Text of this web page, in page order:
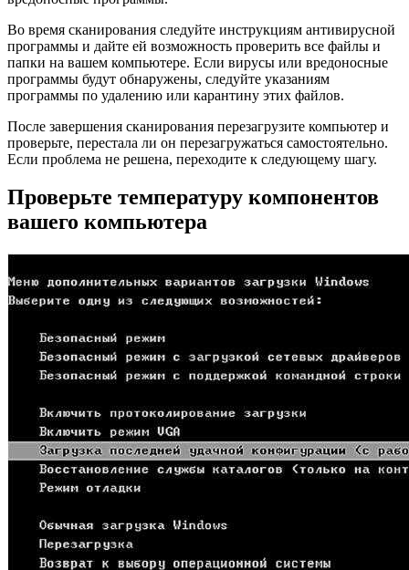
Во время сканирования следуйте инструкциям антивирусной
программы и дайте ей возможность проверить все файлы и
папки на вашем компьютере. Если вирусы или вредоносные
программы будут обнаружены, следуйте указаниям
программы по удалению или карантину этих файлов.
После завершения сканирования перезагрузите компьютер и
проверьте, перестала ли он перезагружаться самостоятельно.
Если проблема не решена, переходите к следующему шагу.
Проверьте температуру компонентов
вашего компьютера